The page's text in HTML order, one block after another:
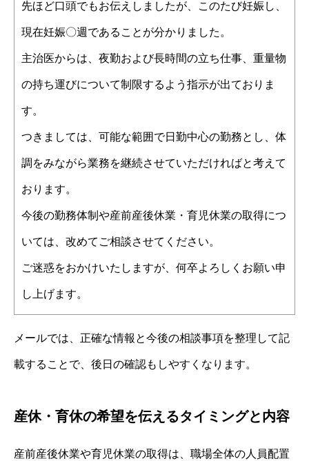
先ほど口頭でもお伝えしましたが、このたび妊娠し、
現在妊娠〇週であることが分かりました。
主治医からは、夜勤および長時間の立ち仕事、重量物
の持ち運びについて制限するよう指示が出ておりま
す。
つきましては、可能な範囲で日勤中心の勤務とし、体
調をみながら業務を継続させていただければと考えて
おります。
今後の勤務体制や産前産後休業・育児休業の取得につ
いては、改めてご相談させてください。
ご迷惑をおかけいたしますが、何卒よろしくお願い申
し上げます。
メールでは、正確な情報と今後の相談事項を整理して記
載することで、後日の確認もしやすくなります。
産休・育休の希望を伝えるタイミングと内容
産前産後休業や育児休業の取得は、職場全体の人員配置